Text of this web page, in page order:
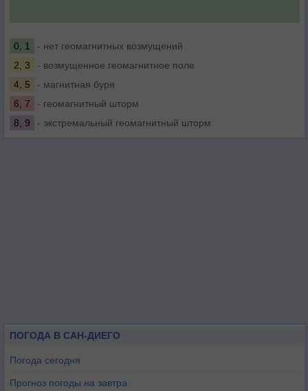
0, 1
- нет геомагнитных возмущений
2, 3
- возмущенное геомагнитное поле
4, 5
- магнитная буря
6, 7
- геомагнитный шторм
8, 9
- экстремальный геомагнитный шторм
ПОГОДА В САН-ДИЕГО
Погода сегодня
Прогноз погоды на завтра